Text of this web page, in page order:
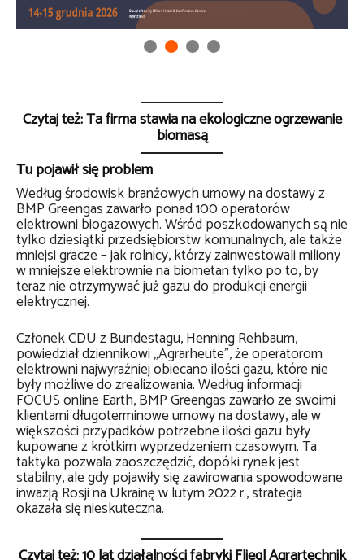
Czytaj też: Ta firma stawia na ekologiczne ogrzewanie
biomasą
Tu pojawił się problem
Według środowisk branżowych umowy na dostawy z
BMP Greengas zawarło ponad 100 operatorów
elektrowni biogazowych. Wśród poszkodowanych są nie
tylko dziesiątki przedsiębiorstw komunalnych, ale także
mniejsi gracze – jak rolnicy, którzy zainwestowali miliony
w mniejsze elektrownie na biometan tylko po to, by
teraz nie otrzymywać już gazu do produkcji energii
elektrycznej.
Członek CDU z Bundestagu, Henning Rehbaum,
powiedział dziennikowi „Agrarheute”, że operatorom
elektrowni najwyraźniej obiecano ilości gazu, które nie
były możliwe do zrealizowania. Według informacji
FOCUS online Earth, BMP Greengas zawarło ze swoimi
klientami długoterminowe umowy na dostawy, ale w
większości przypadków potrzebne ilości gazu były
kupowane z krótkim wyprzedzeniem czasowym. Ta
taktyka pozwala zaoszczędzić, dopóki rynek jest
stabilny, ale gdy pojawiły się zawirowania spowodowane
inwazją Rosji na Ukrainę w lutym 2022 r., strategia
okazała się nieskuteczna.